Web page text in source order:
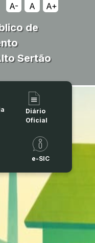
A- A A+
de
Sertão
Diário
Oficial
e-SIC